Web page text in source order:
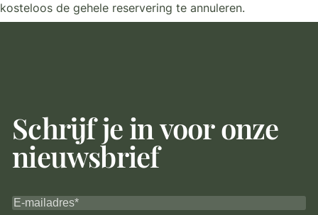
kosteloos de gehele reservering te annuleren.
Schrijf je in voor onze
nieuwsbrief